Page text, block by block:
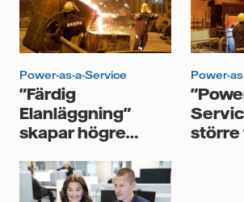
Jag samtycker till att Vattenfall
personuppgifter för att kunna skicka
nyhetsbrevet.*
Power-as-a-Service
"Färdig
Elanläggning"
skapar högre
Power-
större